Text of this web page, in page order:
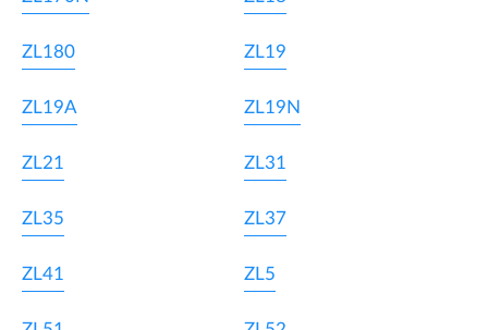
ZL180 ZL19
ZL19A ZL19N
ZL21 ZL31
ZL35 ZL37
ZL41 ZL5